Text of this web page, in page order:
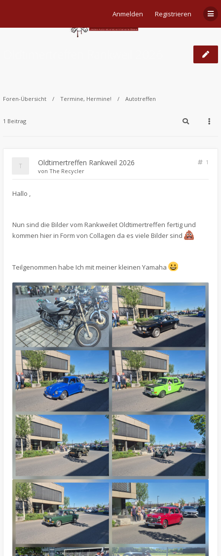
Anmelden Registrieren
Foren-Übersicht Termine, Hermine! Autotreffen
1 Beitrag
Oldtimertreffen Rankweil 2026
1
von The Recycler
​Hallo ,
Nun sind die Bilder vom Rankweilet Oldtimertreffen fertig und
kommen hier in Form von Collagen da es viele Bilder sind
Teilgenommen habe Ich mit meiner kleinen Yamaha